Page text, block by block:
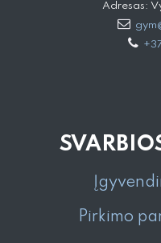
Adresas:
Pirkimo